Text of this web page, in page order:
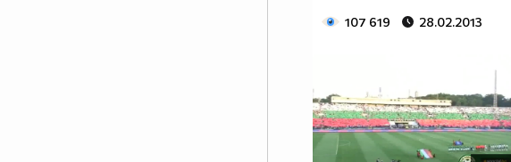
107 619 28.02.2013